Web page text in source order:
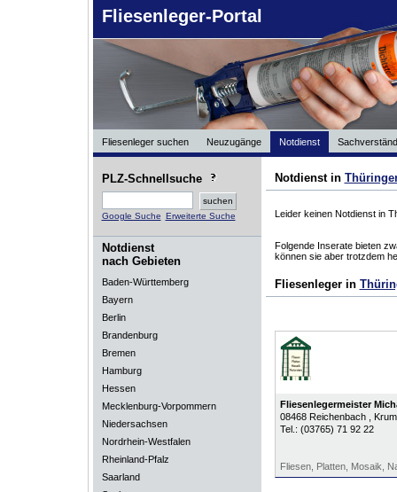
Fliesenleger-Portal
Fliesenleger suchen Neuzugänge Notdienst
PLZ-Schnellsuche
Google Suche Erweiterte Suche
Notdienst
nach Gebieten
Baden-Württemberg
Bayern
Berlin
Brandenburg
Bremen
Hamburg
Hessen
Mecklenburg-Vorpommern
Niedersachsen
Nordrhein-Westfalen
Rheinland-Pfalz
Saarland
Notdienst in
Leider keinen Notdienst in
Folgende Inserate bieten
können sie aber trotzdem
Fliesenleger in
Fliesenlegermeister
08468 Reichenbach
,
Tel.: (03765) 71 92 22
Fliesen, Platten, Mosaik,